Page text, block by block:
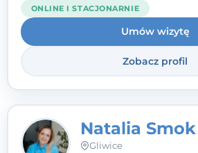
ONLINE I STACJONARNIE
Umów wizytę
Zobacz profil
Natalia Smok
Gliwice